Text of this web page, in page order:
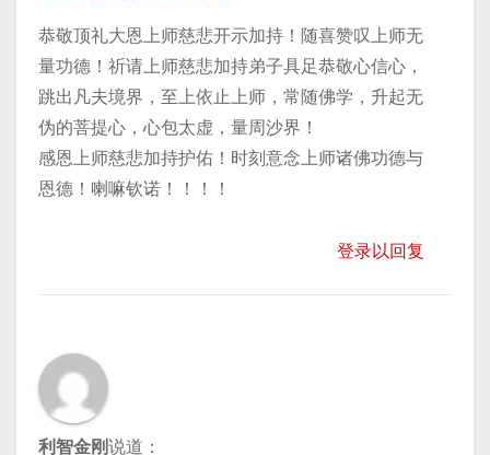
恭敬顶礼大恩上师慈悲开示加持！随喜赞叹上师无
量功德！祈请上师慈悲加持弟子具足恭敬心信心，
跳出凡夫境界，至上依止上师，常随佛学，升起无
伪的菩提心，心包太虚，量周沙界！
感恩上师慈悲加持护佑！时刻意念上师诸佛功德与
恩德！喇嘛钦诺！！！！
登录以回复
利智金刚说道：